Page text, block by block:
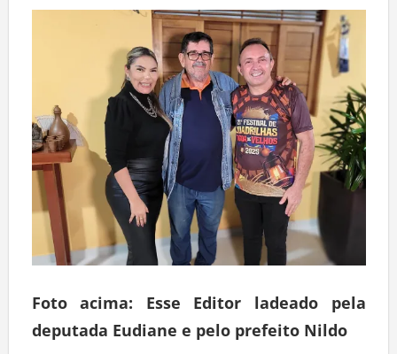
Foto acima: Esse Editor ladeado pela
deputada Eudiane e pelo prefeito Nildo